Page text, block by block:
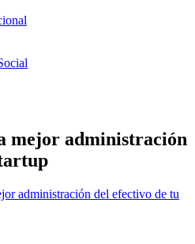
mejor administración
administración del efectivo de tu